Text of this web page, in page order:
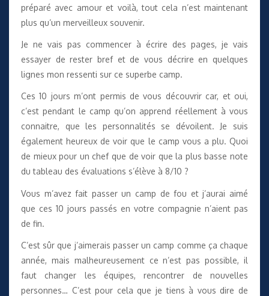
préparé avec amour et voilà, tout cela n’est maintenant
plus qu’un merveilleux souvenir.
Je ne vais pas commencer à écrire des pages, je vais
essayer de rester bref et de vous décrire en quelques
lignes mon ressenti sur ce superbe camp.
Ces 10 jours m’ont permis de vous découvrir car, et oui,
c’est pendant le camp qu’on apprend réellement à vous
connaitre, que les personnalités se dévoilent. Je suis
également heureux de voir que le camp vous a plu. Quoi
de mieux pour un chef que de voir que la plus basse note
du tableau des évaluations s’élève à 8/10 ?
Vous m’avez fait passer un camp de fou et j’aurai aimé
que ces 10 jours passés en votre compagnie n’aient pas
de fin.
C’est sûr que j’aimerais passer un camp comme ça chaque
année, mais malheureusement ce n’est pas possible, il
faut changer les équipes, rencontrer de nouvelles
personnes… C’est pour cela que je tiens à vous dire de